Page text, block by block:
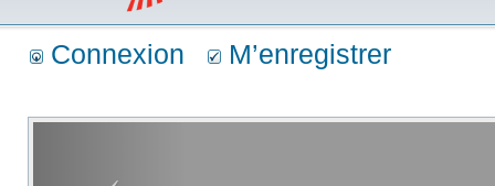
Connexion M’enregistrer